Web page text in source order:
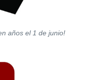
años el 1 de junio!